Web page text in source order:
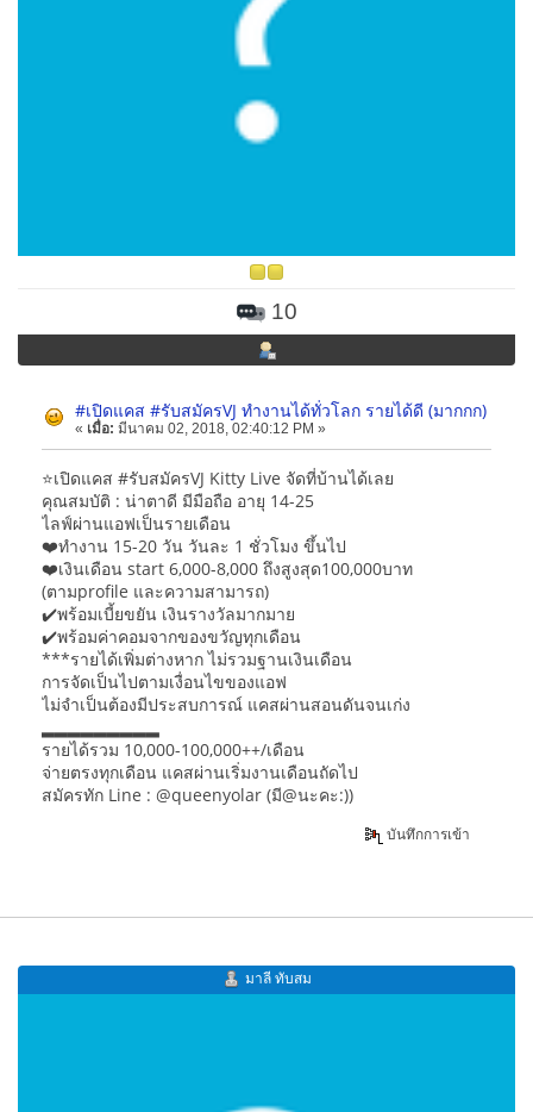
10
#เปิดแคส #รับสมัครVJ ทำงานได้ทั่วโลก รายได้ดี (มากกก)
« เมื่อ: มีนาคม 02, 2018, 02:40:12 PM »
⭐เปิดแคส #รับสมัครVJ Kitty Live จัดที่บ้านได้เลย
คุณสมบัติ : น่าตาดี มีมือถือ อายุ 14-25
ไลฟ์ผ่านแอฟเป็นรายเดือน
❤️ทำงาน 15-20 วัน วันละ 1 ชั่วโมง ขึ้นไป
❤️เงินเดือน start 6,000-8,000 ถึงสูงสุด100,000บาท
(ตามprofile และความสามารถ)
✔️พร้อมเบี้ยขยัน เงินรางวัลมากมาย
✔️พร้อมค่าคอมจากของขวัญทุกเดือน
***รายได้เพิ่มต่างหาก ไม่รวมฐานเงินเดือน
การจัดเป็นไปตามเงื่อนไขของแอฟ
ไม่จำเป็นต้องมีประสบการณ์ แคสผ่านสอนดันจนเก่ง
▂▂▂▂▂▂▂▂▂
รายได้รวม 10,000-100,000++/เดือน
จ่ายตรงทุกเดือน แคสผ่านเริ่มงานเดือนถัดไป
สมัครทัก Line : @queenyolar (มี@นะคะ:))
บันทึกการเข้า
มาลี ทับสม